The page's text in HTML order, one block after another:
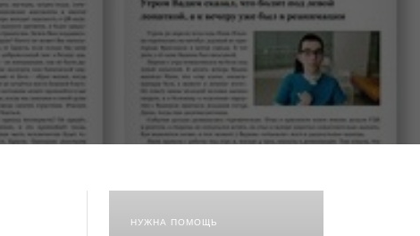
НУЖНА ПОМОЩЬ